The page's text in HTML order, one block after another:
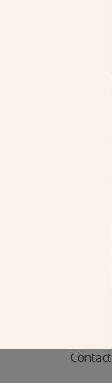
Contact